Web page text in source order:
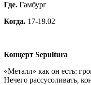
Где. Гамбург
Когда. 17-19.02
Концерт Sepultura
«Металл» как он есть:
Нечего рассусоливать,